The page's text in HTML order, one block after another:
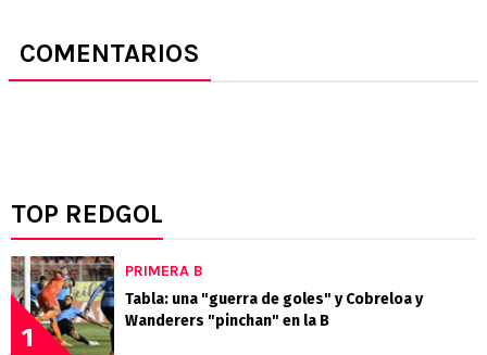
COMENTARIOS
TOP REDGOL
1
PRIMERA B
Tabla: una "guerra de goles" y Cobreloa y
Wanderers "pinchan" en la B